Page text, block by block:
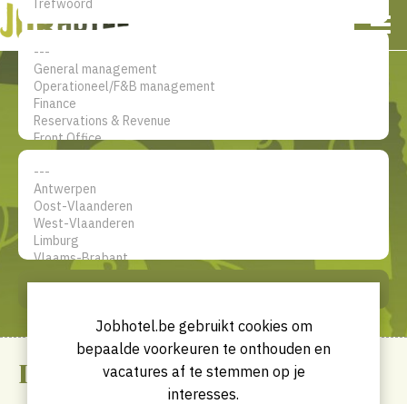
De jobsite voor hotel
professionals
Disclaimer
Jobhotel.be gebruikt cookies om
bepaalde voorkeuren te onthouden en
vacatures af te stemmen op je
interesses.